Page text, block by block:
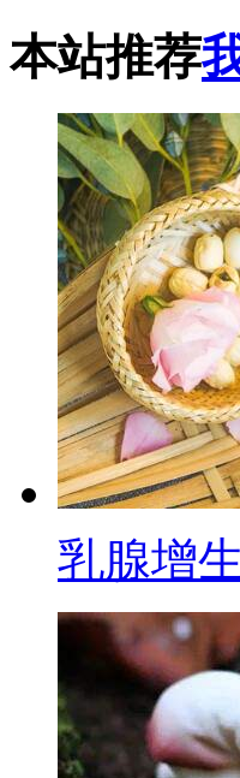
本站推荐
乳腺增